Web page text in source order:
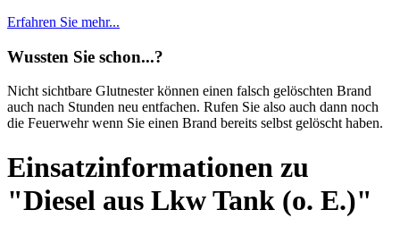
Erfahren Sie mehr...
Wussten Sie schon...?
Nicht sichtbare Glutnester können einen falsch gelöschten Brand
auch nach Stunden neu entfachen. Rufen Sie also auch dann noch
die Feuerwehr wenn Sie einen Brand bereits selbst gelöscht haben.
Einsatzinformationen zu
"Diesel aus Lkw Tank (o. E.)"